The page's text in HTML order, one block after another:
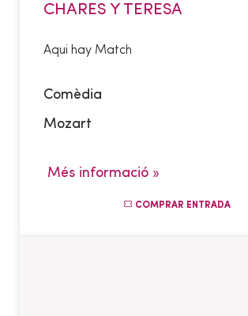
CHARES Y TERESA
Aqui hay Match
Comèdia
Mozart
Més informació »
COMPRAR ENTRADA